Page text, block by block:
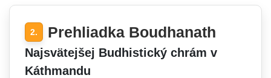
2. Prehliadka Boudhanath
Najsvätejšej Budhistický chrám v
Káthmandu